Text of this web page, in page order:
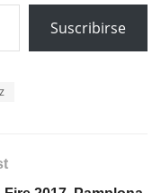
Suscribirse